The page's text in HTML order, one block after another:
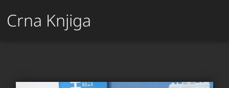
Crna Knjiga